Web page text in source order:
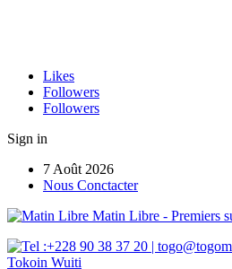
Likes
Followers
Followers
Sign in
7 Août 2026
Nous Conctacter
Matin Libre - Premiers